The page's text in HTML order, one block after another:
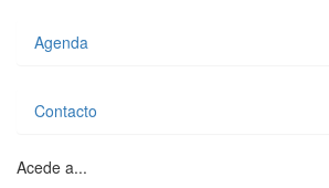
Agenda
Contacto
Acede a...